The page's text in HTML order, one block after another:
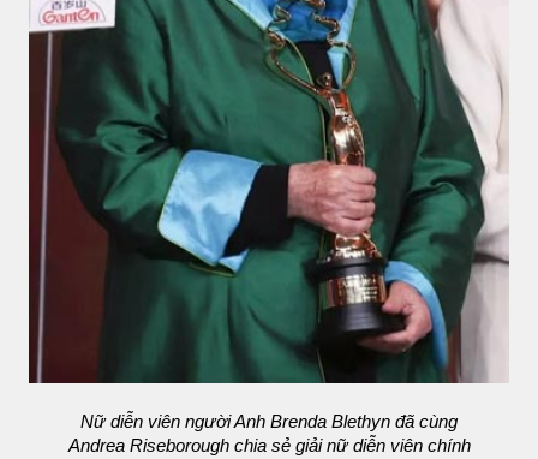
Nữ diễn viên người Anh Brenda Blethyn đã cùng
Andrea Riseborough chia sẻ giải nữ diễn viên chính